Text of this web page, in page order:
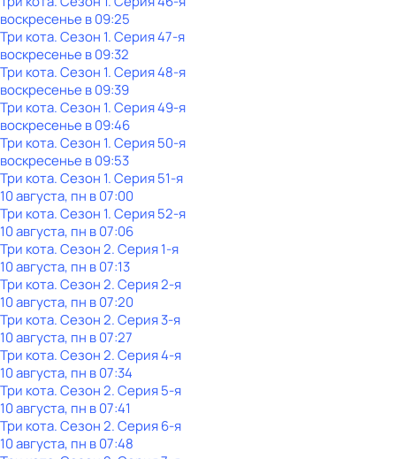
воскресенье в09:25
Три кота. Сезон 1. Серия 47-я
воскресенье в09:32
Три кота. Сезон 1. Серия 48-я
воскресенье в09:39
Три кота. Сезон 1. Серия 49-я
воскресенье в09:46
Три кота. Сезон 1. Серия 50-я
воскресенье в09:53
Три кота. Сезон 1. Серия 51-я
10 августа, пн в 07:00
Три кота. Сезон 1. Серия 52-я
10 августа, пн в 07:06
Три кота. Сезон 2. Серия 1-я
10 августа, пн в 07:13
Три кота. Сезон 2. Серия 2-я
10 августа, пн в 07:20
Три кота. Сезон 2. Серия 3-я
10 августа, пн в 07:27
Три кота. Сезон 2. Серия 4-я
10 августа, пн в 07:34
Три кота. Сезон 2. Серия 5-я
10 августа, пн в 07:41
Три кота. Сезон 2. Серия 6-я
10 августа, пн в 07:48